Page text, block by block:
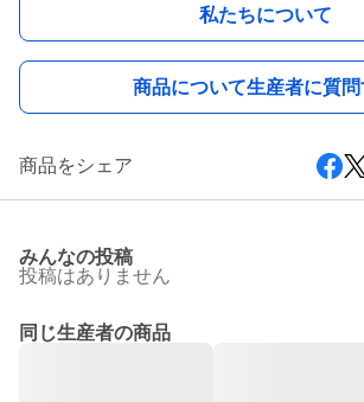
私たちについて
商品について生産者に質問
商品をシェア
みんなの投稿
投稿はありません
同じ生産者の商品